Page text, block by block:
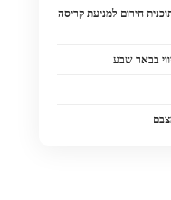
חירום למניעת קריסה
בבאר שבע